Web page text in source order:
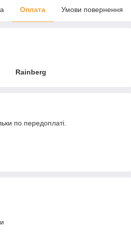
Оплата Умови повернення
Rainberg
по передоплаті.